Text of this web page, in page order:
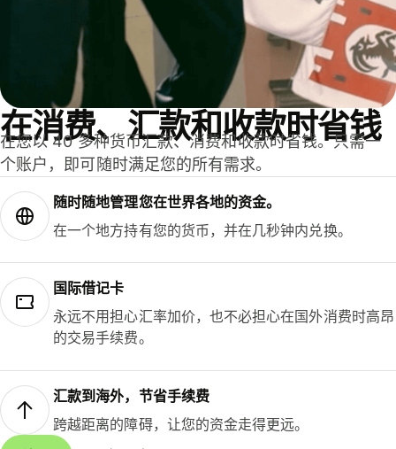
在消费、汇款和收款时省钱
在您以 40 多种货币汇款、消费和收款时省钱。只需一
个账户，即可随时满足您的所有需求。
随时随地管理您在世界各地的资金。
在一个地方持有您的货币，并在几秒钟内兑换。
国际借记卡
永远不用担心汇率加价，也不必担心在国外消费时高昂
的交易手续费。
汇款到海外，节省手续费
跨越距离的障碍，让您的资金走得更远。